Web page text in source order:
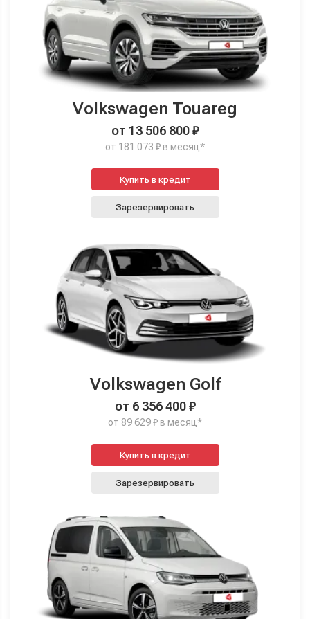
Volkswagen Touareg
от 13 506 800 ₽
от 181 073 ₽ в месяц*
Купить в кредит
Зарезервировать
Volkswagen Golf
от 6 356 400 ₽
от 89 629 ₽ в месяц*
Купить в кредит
Зарезервировать